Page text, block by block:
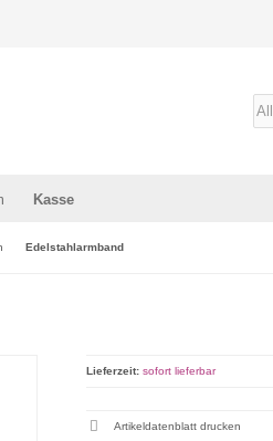
Kasse
Edelstahlarmband
Lieferzeit: sofort lieferbar
Artikeldatenblatt drucken